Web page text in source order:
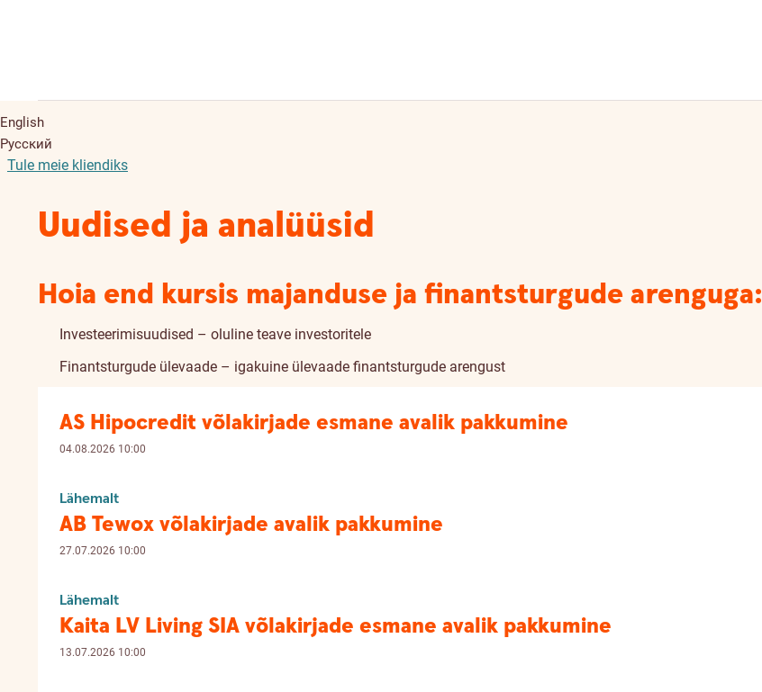
English
Русский
Tule meie kliendiks
Uudised ja analüüsid
Hoia end kursis majanduse ja finantsturgude arenguga:
Investeerimisuudised – oluline teave investoritele
Finantsturgude ülevaade – igakuine ülevaade finantsturgude arengust
AS Hipocredit võlakirjade esmane avalik pakkumine
04.08.2026 10:00
Lähemalt
AB Tewox võlakirjade avalik pakkumine
27.07.2026 10:00
Lähemalt
Kaita LV Living SIA võlakirjade esmane avalik pakkumine
13.07.2026 10:00